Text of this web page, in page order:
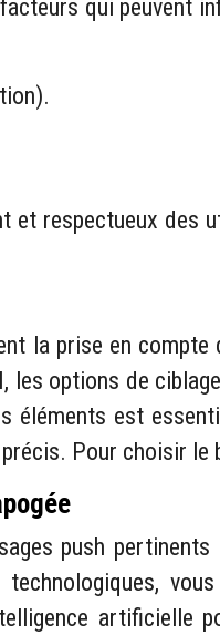
qui peuvent
respectueux
la prise en
options de
éléments est
Pour choisir le
push
artificielle